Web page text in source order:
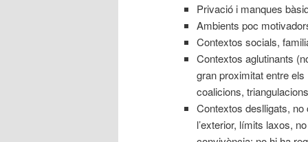
Privació i manques
Ambients poc
Contextos socials,
Contextos aglutinants
gran proximitat entre
coalicions,
Contextos deslligats,
l’exterior, límits laxos,